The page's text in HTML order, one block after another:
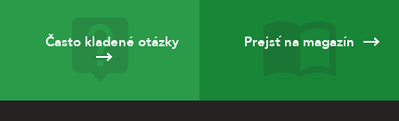
Často kladené otázky Prejsť na magazín